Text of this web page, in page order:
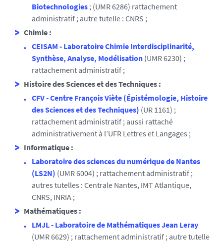
Biotechnologies ; (UMR 6286) rattachement
administratif ; autre tutelle : CNRS ;
Chimie :
CEISAM - Laboratoire Chimie Interdisciplinarité,
Synthèse, Analyse, Modélisation (UMR 6230) ;
rattachement administratif ;
Histoire des Sciences et des Techniques :
CFV - Centre François Viète (Épistémologie, Histoire
des Sciences et des Techniques) (UR 1161) ;
rattachement administratif ; aussi rattaché
administrativement à l’UFR Lettres et Langages ;
Informatique :
Laboratoire des sciences du numérique de Nantes
(LS2N) (UMR 6004) ; rattachement administratif ;
autres tutelles : Centrale Nantes, IMT Atlantique,
CNRS, INRIA ;
Mathématiques :
LMJL - Laboratoire de Mathématiques Jean Leray
(UMR 6629) ; rattachement administratif ; autre tutelle